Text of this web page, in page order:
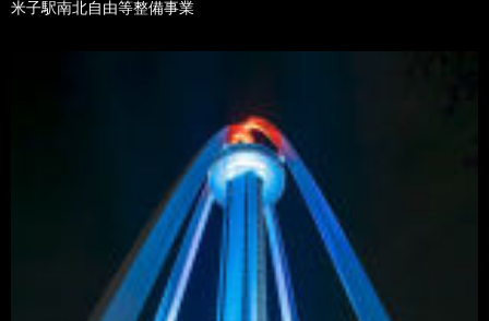
米子駅南北自由等整備事業